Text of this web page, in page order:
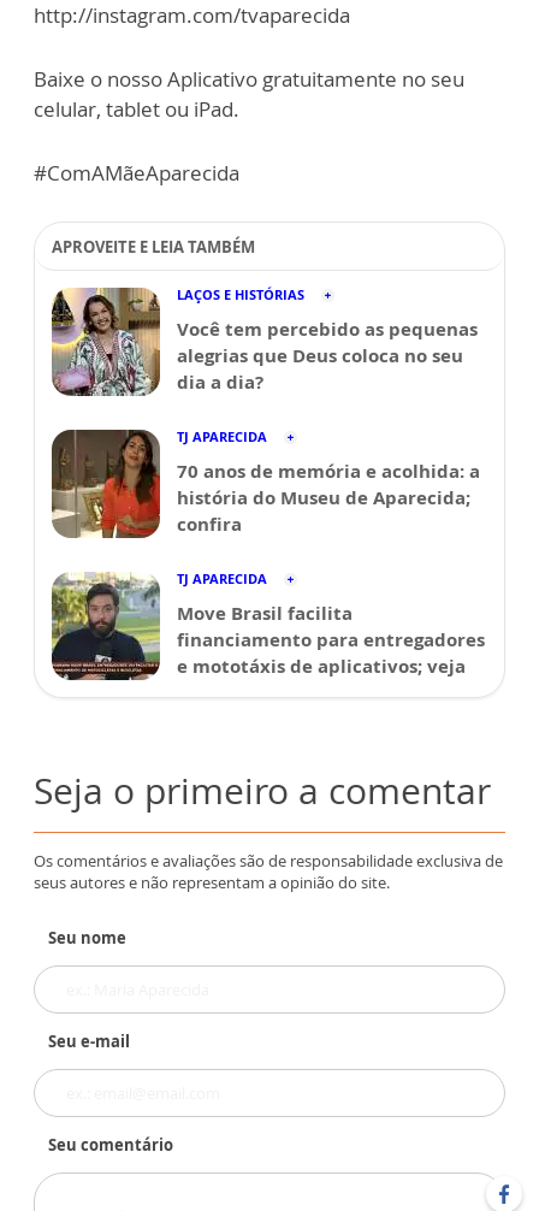
http://instagram.com/tvaparecida
Baixe o nosso Aplicativo gratuitamente no seu
celular, tablet ou iPad.
#ComAMãeAparecida
APROVEITE E LEIA TAMBÉM
LAÇOS E HISTÓRIAS
Você tem percebido as pequenas
alegrias que Deus coloca no seu
dia a dia?
TJ APARECIDA
70 anos de memória e acolhida: a
história do Museu de Aparecida;
confira
TJ APARECIDA
Move Brasil facilita
financiamento para entregadores
e mototáxis de aplicativos; veja
Seja o primeiro a comentar
Os comentários e avaliações são de responsabilidade exclusiva de
seus autores e não representam a opinião do site.
Seu nome
Seu e-mail
Seu comentário